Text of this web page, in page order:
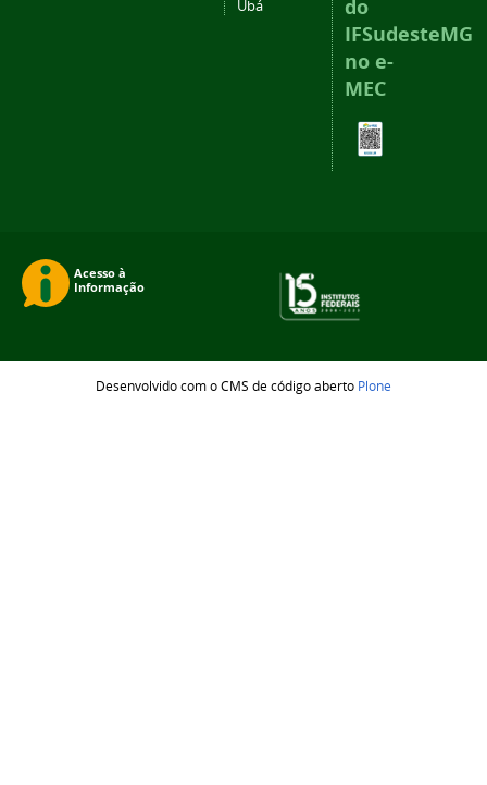
Ubá
do
IFSudesteMG
no e-
MEC
Desenvolvido com o CMS de código aberto Plone